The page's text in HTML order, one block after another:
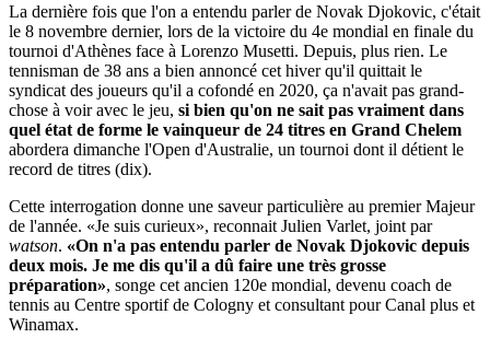
La dernière fois que l'on a entendu parler de Novak Djokovic, c'était
le 8 novembre dernier, lors de la victoire du 4e mondial en finale du
tournoi d'Athènes face à Lorenzo Musetti. Depuis, plus rien. Le
tennisman de 38 ans a bien annoncé cet hiver qu'il quittait le
syndicat des joueurs qu'il a cofondé en 2020, ça n'avait pas grand-
chose à voir avec le jeu, si bien qu'on ne sait pas vraiment dans
quel état de forme le vainqueur de 24 titres en Grand Chelem
abordera dimanche l'Open d'Australie, un tournoi dont il détient le
record de titres (dix).
Cette interrogation donne une saveur particulière au premier Majeur
de l'année. «Je suis curieux», reconnait Julien Varlet, joint par
watson. «On n'a pas entendu parler de Novak Djokovic depuis
deux mois. Je me dis qu'il a dû faire une très grosse
préparation», songe cet ancien 120e mondial, devenu coach de
tennis au Centre sportif de Cologny et consultant pour Canal plus et
Winamax.